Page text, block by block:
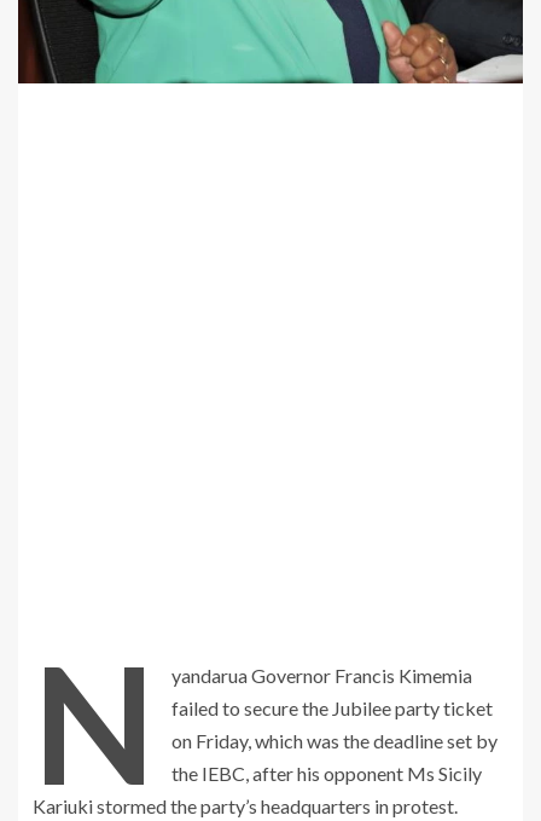
N
yandarua Governor Francis Kimemia
failed to secure the Jubilee party ticket
on Friday, which was the deadline set by
the IEBC, after his opponent Ms Sicily
Kariuki stormed the party’s headquarters in protest.